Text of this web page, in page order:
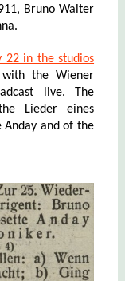
Bruno Walter
22 in the studios
with the Wiener
live. The
Lieder eines
Anday and of the